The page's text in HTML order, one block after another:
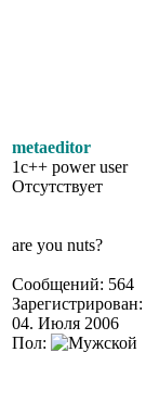
metaeditor
1c++ power user
Отсутствует
are you nuts?
Сообщений: 564
Зарегистрирован:
04. Июля 2006
Пол: